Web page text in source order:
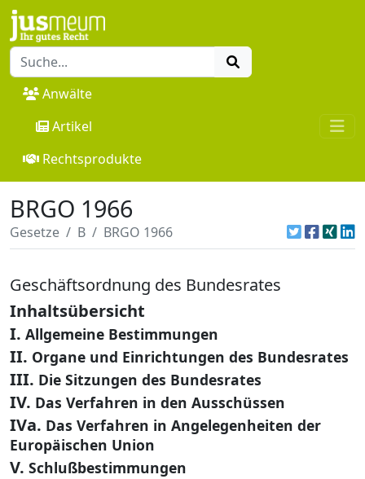
Anwälte
Artikel
Rechtsprodukte
BRGO 1966
Gesetze B BRGO 1966
Geschäftsordnung des Bundesrates
Inhaltsübersicht
I. Allgemeine Bestimmungen
II. Organe und Einrichtungen des Bundesrates
III. Die Sitzungen des Bundesrates
IV. Das Verfahren in den Ausschüssen
IVa. Das Verfahren in Angelegenheiten der
Europäischen Union
V. Schlußbestimmungen